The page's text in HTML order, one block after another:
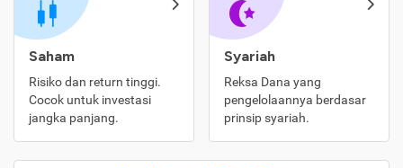
Saham
Risiko dan return tinggi.
Cocok untuk investasi
jangka panjang.
Syariah
Reksa Dana yang
pengelolaannya berdasar
prinsip syariah.